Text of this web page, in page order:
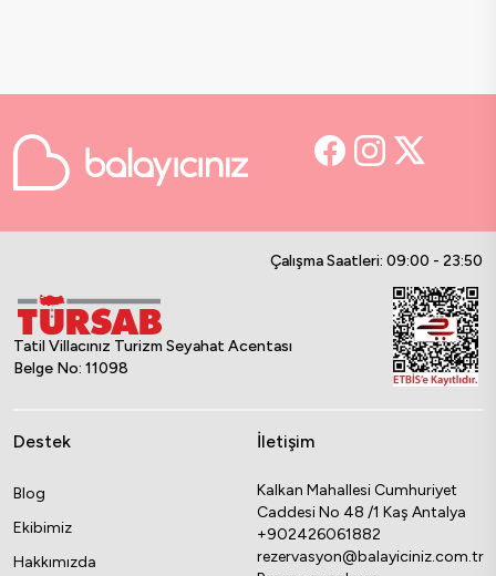
Çalışma Saatleri: 09:00 - 23:50
Tatil Villacınız Turizm Seyahat Acentası
Belge No: 11098
Destek
Blog
Ekibimiz
Hakkımızda
İletişim
Kalkan Mahallesi Cumhuriyet
Caddesi No 48 /1 Kaş Antalya
+902426061882
rezervasyon@balayiciniz.com.tr